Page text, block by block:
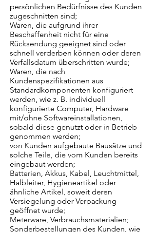
persönlichen Bedürfnisse des Kunden
zugeschnitten sind;
Waren, die aufgrund ihrer
Beschaffenheit nicht für eine
Rücksendung geeignet sind oder
schnell verderben können oder deren
Verfallsdatum überschritten wurde;
Waren, die nach
Kundenspezifikationen aus
Standardkomponenten konfiguriert
werden, wie z. B. individuell
konfigurierte Computer, Hardware
mit/ohne Softwareinstallationen,
sobald diese genutzt oder in Betrieb
genommen werden;
von Kunden aufgebaute Bausätze und
solche Teile, die vom Kunden bereits
eingebaut werden;
Batterien, Akkus, Kabel, Leuchtmittel,
Halbleiter, Hygieneartikel oder
ähnliche Artikel, soweit deren
Versiegelung oder Verpackung
geöffnet wurde;
Meterware, Verbrauchsmaterialien;
Sonderbestellungen des Kunden, wie